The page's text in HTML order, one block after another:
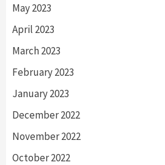
May 2023
April 2023
March 2023
February 2023
January 2023
December 2022
November 2022
October 2022